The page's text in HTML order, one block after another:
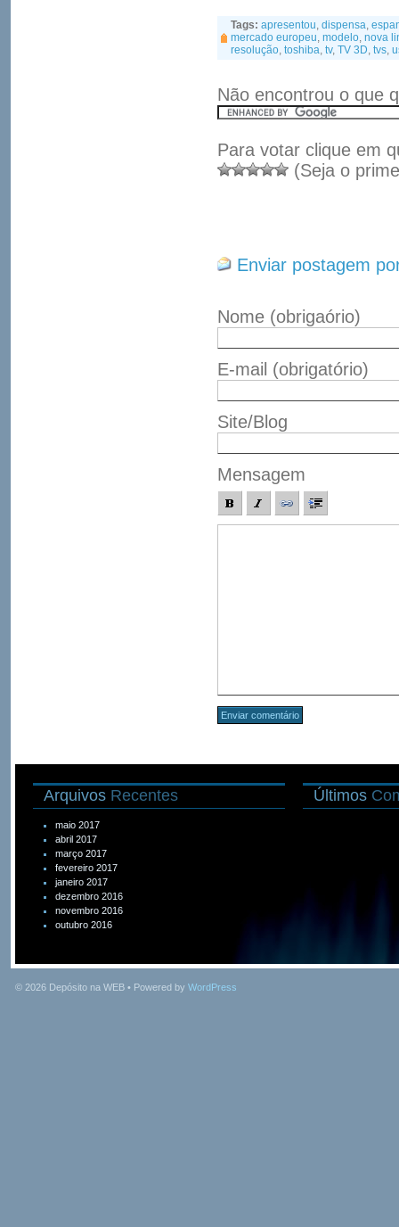
Tags: apresentou, dispensa,
mercado europeu, modelo, nova
resolução, toshiba, tv, TV 3D, tvs,
Não encontrou o que
Para votar clique em
(Seja o
Enviar postagem
Nome (obrigaório)
E-mail (obrigatório)
Site/Blog
Mensagem
Arquivos Recentes
maio 2017
abril 2017
março 2017
fevereiro 2017
janeiro 2017
dezembro 2016
novembro 2016
outubro 2016
Últimos
© 2026 Depósito na WEB • Powered by WordPress